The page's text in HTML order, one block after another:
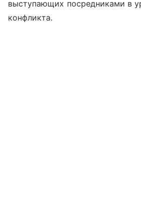
выступающих посредниками в
конфликта.